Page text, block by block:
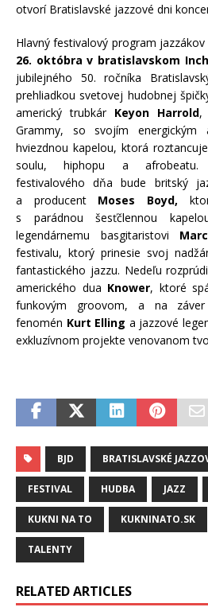
otvorí Bratislavské jazzové dni
Hlavný festivalový program
26. októbra v bratislavskom
jubilejného 50. ročníka
prehliadkou svetovej hudobnej
americký trubkár Keyon Harrold,
Grammy, so svojím energickým
hviezdnou kapelou, ktorá
soulu, hiphopu a afrobeatu.
festivalového dňa bude britský
a producent Moses Boyd,
s parádnou šesťčlennou
legendárnemu basgitaristovi
festivalu, ktorý prinesie svoj
fantastického jazzu. Nedeľu
amerického dua Knower, ktoré
funkovým groovom, a na
fenomén Kurt Elling a jazzové
exkluzívnom projekte venovanom
BJD BRATISLAVSKÉ
FESTIVAL HUDBA JAZZ
KUKNI NA TO KUKNINATO.SK
TALENTY
RELATED ARTICLES